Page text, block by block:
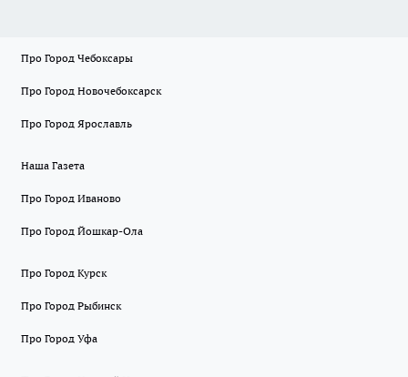
Про Город Чебоксары
Про Город Новочебоксарск
Про Город Ярославль
Наша Газета
Про Город Иваново
Про Город Йошкар-Ола
Про Город Курск
Про Город Рыбинск
Про Город Уфа